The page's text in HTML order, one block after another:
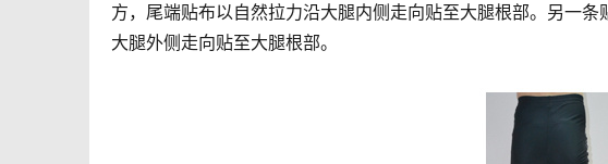
方，尾端贴布以自然拉力沿大腿内侧走向贴至大腿根部。另一
大腿外侧走向贴至大腿根部。